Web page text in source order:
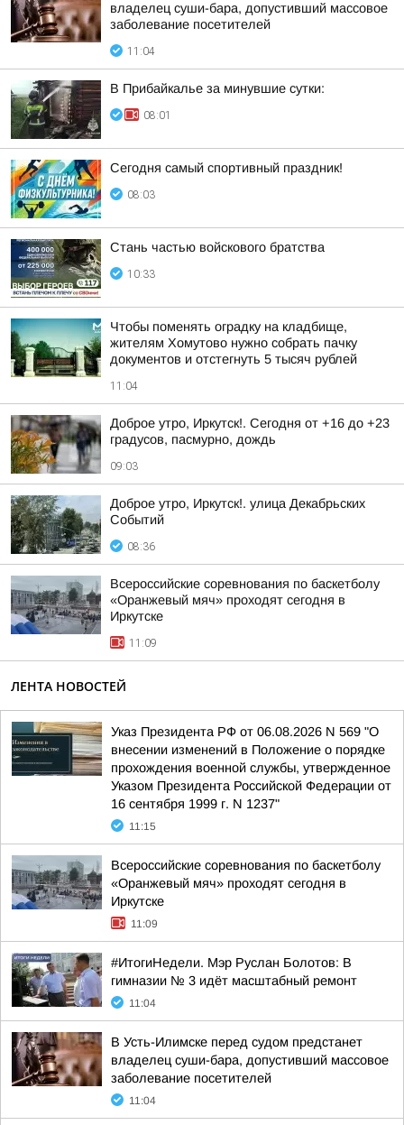
владелец суши-бара, допустивший массовое
заболевание посетителей
11:04
В Прибайкалье за минувшие сутки:
08:01
Сегодня самый спортивный праздник!
08:03
Стань частью войскового братства
10:33
Чтобы поменять оградку на кладбище,
жителям Хомутово нужно собрать пачку
документов и отстегнуть 5 тысяч рублей
11:04
Доброе утро, Иркутск!. Сегодня от +16 до +23
градусов, пасмурно, дождь
09:03
Доброе утро, Иркутск!. улица Декабрьских
Событий
08:36
Всероссийские соревнования по баскетболу
«Оранжевый мяч» проходят сегодня в
Иркутске
11:09
ЛЕНТА НОВОСТЕЙ
Указ Президента РФ от 06.08.2026 N 569 "О
внесении изменений в Положение о порядке
прохождения военной службы, утвержденное
Указом Президента Российской Федерации от
16 сентября 1999 г. N 1237"
11:15
Всероссийские соревнования по баскетболу
«Оранжевый мяч» проходят сегодня в
Иркутске
11:09
#ИтогиНедели. Мэр Руслан Болотов: В
гимназии № 3 идёт масштабный ремонт
11:04
В Усть-Илимске перед судом предстанет
владелец суши-бара, допустивший массовое
заболевание посетителей
11:04